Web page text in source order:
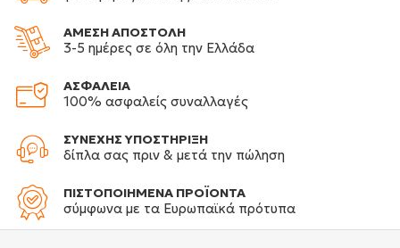
ΑΜΕΣΗ ΑΠΟΣΤΟΛΗ
3-5 ημέρες σε όλη την Ελλάδα
ΑΣΦΑΛΕΙΑ
100% ασφαλείς συναλλαγές
ΣΥΝΕΧΗΣ ΥΠΟΣΤΗΡΙΞΗ
δίπλα σας πριν & μετά την πώληση
ΠΙΣΤΟΠΟΙΗΜΕΝΑ ΠΡΟΪΟΝΤΑ
σύμφωνα με τα Ευρωπαϊκά πρότυπα